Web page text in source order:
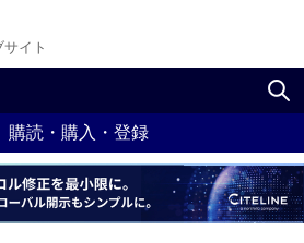
イト
購読・購入・登録